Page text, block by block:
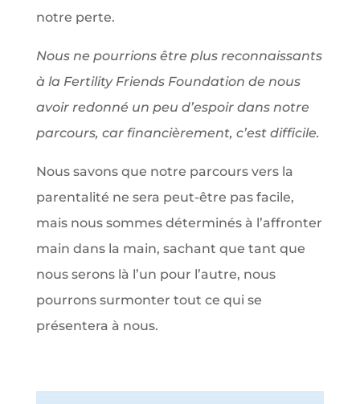
notre perte.
Nous ne pourrions être plus reconnaissants
à la Fertility Friends Foundation de nous
avoir redonné un peu d’espoir dans notre
parcours, car financièrement, c’est difficile.
Nous savons que notre parcours vers la
parentalité ne sera peut-être pas facile,
mais nous sommes déterminés à l’affronter
main dans la main, sachant que tant que
nous serons là l’un pour l’autre, nous
pourrons surmonter tout ce qui se
présentera à nous.